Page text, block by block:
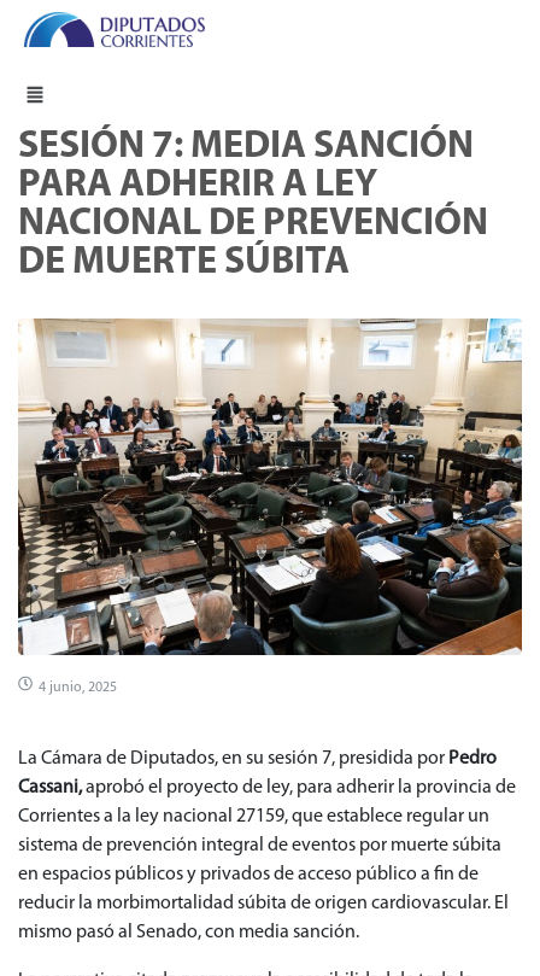
SESIÓN 7: MEDIA SANCIÓN
PARA ADHERIR A LEY
NACIONAL DE PREVENCIÓN
DE MUERTE SÚBITA
4 junio, 2025
La Cámara de Diputados, en su sesión 7, presidida por Pedro
Cassani,aprobó el proyecto de ley, para adherir la provincia de
Corrientes a la ley nacional 27159, que establece regular un
sistema de prevención integral de eventos por muerte súbita
en espacios públicos y privados de acceso público a fin de
reducir la morbimortalidad súbita de origen cardiovascular. El
mismo pasó al Senado, con media sanción.